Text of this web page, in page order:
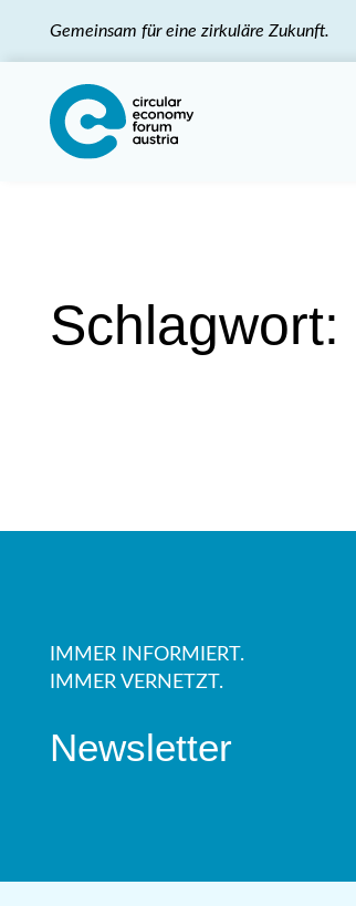
Gemeinsam für eine zirkuläre Zukunft.
Schlagwort:
IMMER INFORMIERT.
IMMER VERNETZT.
Newsletter